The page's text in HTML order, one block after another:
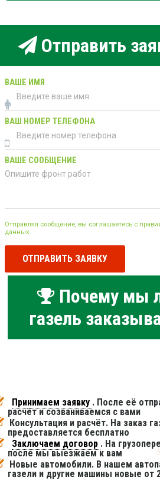
Отправить
ВАШЕ ИМЯ
ВАШ НОМЕР ТЕЛЕФОНА
ВАШЕ СООБЩЕНИЕ
Отправляя сообщение, вы соглашаетесь с
данных
ОТПРАВИТЬ ЗАЯВКУ
Почему мы
газель
Принимаем заявку . После её
расчёт и созваниваемся с вами
Консультация и расчёт. На заказ
предоставляется бесплатно
Заключаем договор . На
после мы выезжаем к вам
Новые автомобили. В нашем
газели и другие машины новые от